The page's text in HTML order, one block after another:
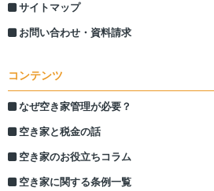
サイトマップ
お問い合わせ・資料請求
コンテンツ
なぜ空き家管理が必要？
空き家と税金の話
空き家のお役立ちコラム
空き家に関する条例一覧